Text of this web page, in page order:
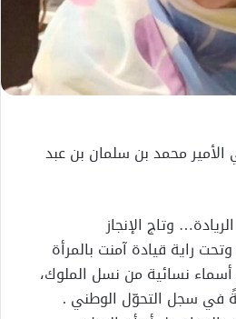
محمد بن سلمان بن عبد
راية قيادة آمنت بالمرأة
نسائية من نسل الملوك،
في سجل التحوّل الوطني .